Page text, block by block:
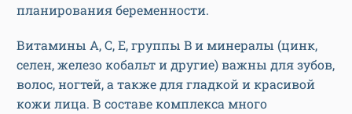
планирования беременности.
Витамины A, C, E, группы B и минералы (цинк,
селен, железо кобальт и другие) важны для зубов,
волос, ногтей, а также для гладкой и красивой
кожи лица. В составе комплекса много